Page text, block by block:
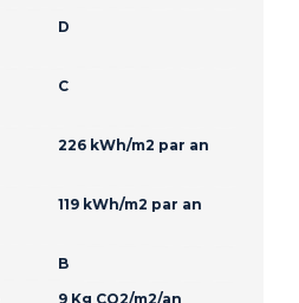
D
C
226 kWh/m2 par an
119 kWh/m2 par an
B
9 Kg CO2/m2/an